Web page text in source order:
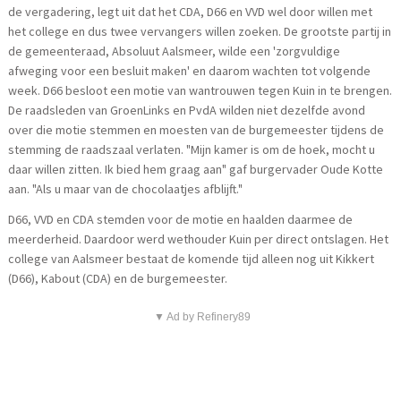
de vergadering, legt uit dat het CDA, D66 en VVD wel door willen met
het college en dus twee vervangers willen zoeken. De grootste partij in
de gemeenteraad, Absoluut Aalsmeer, wilde een 'zorgvuldige
afweging voor een besluit maken' en daarom wachten tot volgende
week. D66 besloot een motie van wantrouwen tegen Kuin in te brengen.
De raadsleden van GroenLinks en PvdA wilden niet dezelfde avond
over die motie stemmen en moesten van de burgemeester tijdens de
stemming de raadszaal verlaten. "Mijn kamer is om de hoek, mocht u
daar willen zitten. Ik bied hem graag aan" gaf burgervader Oude Kotte
aan. "Als u maar van de chocolaatjes afblijft."
D66, VVD en CDA stemden voor de motie en haalden daarmee de
meerderheid. Daardoor werd wethouder Kuin per direct ontslagen. Het
college van Aalsmeer bestaat de komende tijd alleen nog uit Kikkert
(D66), Kabout (CDA) en de burgemeester.
▼ Ad by Refinery89